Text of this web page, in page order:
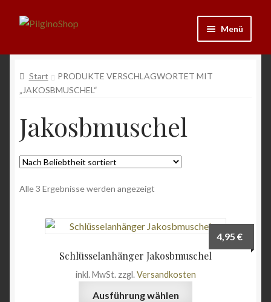
Zur
springen
Zum
springen
Menü
Ausrüstung
Kleidung
Bücher
Schmuck
Andenken
Wein & Öl
Start
PRODUKTE VERSCHLAGWORTET MIT
„JAKOSBMUSCHEL“
Jakosbmuschel
Alle 3 Ergebnisse werden angezeigt
Schlüsselanhänger Jakosbmuschel
4,95€
inkl. MwSt. zzgl.Versandkosten
Ausführung wählen